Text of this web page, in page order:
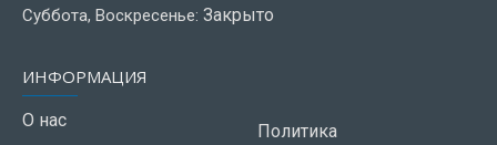
Суббота, Воскресенье: Закрыто
ИНФОРМАЦИЯ
О нас
Политика